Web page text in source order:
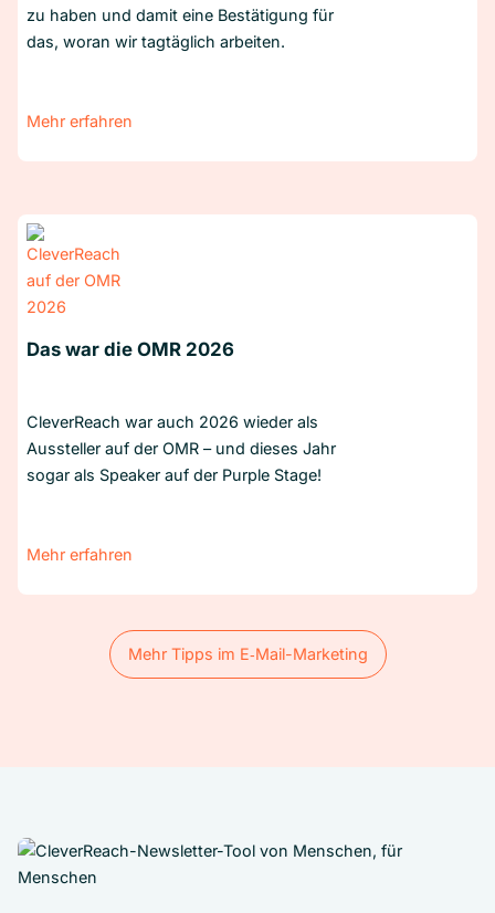
zu haben und damit eine Bestätigung für
das, woran wir tagtäglich arbeiten.
Mehr erfahren
Das war die OMR 2026
CleverReach war auch 2026 wieder als
Aussteller auf der OMR – und dieses Jahr
sogar als Speaker auf der Purple Stage!
Mehr erfahren
Mehr Tipps im E‑Mail-Marketing
Mehr Tipps im E‑Mail-Marketing